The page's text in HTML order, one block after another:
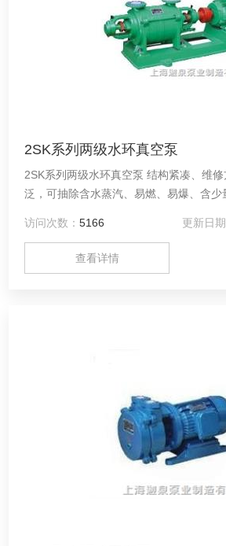
2SK系列两级水环真空泵
2SK系列两级水环真空泵 结构紧凑、维
泛，可抽除含水蒸汽、易燃、易爆、含少
较为恶劣的环境下工作。
访问次数：5166 更新日期
查看详情